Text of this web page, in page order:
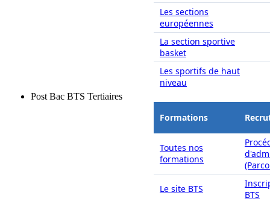
Les sections
européennes
La section sportive
basket
Les sportifs de haut
niveau
Post Bac BTS Tertiaires
Formations
Toutes nos
formations
Le site BTS
BTS